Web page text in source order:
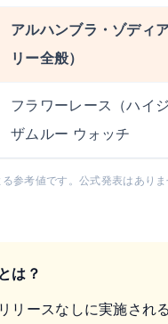
アルハンブラ・ゾディ
リー全般）
フラワーレース（ハイ
ザムルー ウォッチ
参考値です。公式発表はあり
は？
リースなしに実施され